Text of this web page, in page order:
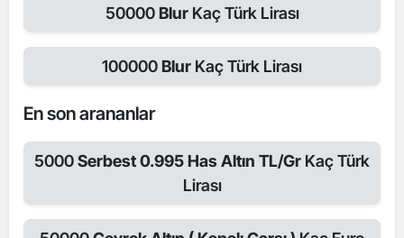
50000Blur Kaç Türk Lirası
100000Blur Kaç Türk Lirası
En son arananlar
5000Serbest 0.995 Has Altın TL/Gr Kaç Türk
Lirası